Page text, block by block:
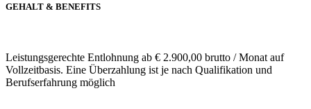
GEHALT & BENEFITS
Leistungsgerechte Entlohnung ab € 2.900,00 brutto / Monat auf
Vollzeitbasis. Eine Überzahlung ist je nach Qualifikation und
Berufserfahrung möglich